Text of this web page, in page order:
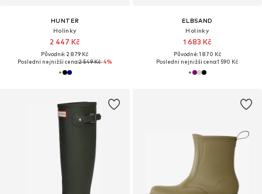
HUNTER
Holínky
2 447 Kč
Původně: 2 879 Kč
Poslední nejnižší cena:2 549 Kč-4%
ELBSAND
Holínky
1 683 Kč
Původně: 1 870 Kč
Poslední nejnižší cena:1 590 Kč